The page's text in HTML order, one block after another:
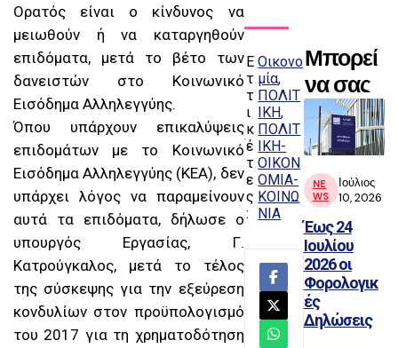
Ορατός είναι ο κίνδυνος να
μειωθούν ή να καταργηθούν
επιδόματα, μετά το βέτο των
δανειστών στο Κοινωνικό
Εισόδημα Αλληλεγγύης.
Όπου υπάρχουν επικαλύψεις
επιδομάτων με το Κοινωνικό
Εισόδημα Αλληλεγγύης (ΚΕΑ), δεν
υπάρχει λόγος να παραμείνουν
αυτά τα επιδόματα, δήλωσε ο
υπουργός Εργασίας, Γ.
Κατρούγκαλος, μετά το τέλος
της σύσκεψης για την εξεύρεση
κονδυλίων στον προϋπολογισμό
του 2017 για τη χρηματοδότηση
Ε
τ
τ
ι
κ
έ
τ
ε
ς
:
Οικονο
μία
ΠΟΛΙΤ
ΙΚΗ
ΠΟΛΙΤ
ΙΚΗ-
ΟΙΚΟΝ
ΟΜΙΑ-
ΚΟΙΝΩ
ΝΙΑ
Μπορεί
να σας
αρέσου
ν αυτές
οι
αναρτή
σεις
NE
WS
Ιούλιος
10, 2026
Έως 24
Ιουλίου
2026 οι
Φορολογικ
ές
Δηλώσεις